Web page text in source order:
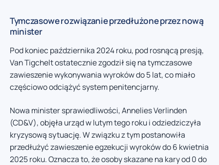
Tymczasowe rozwiązanie przedłużone przez nową
minister
Pod koniec października 2024 roku, pod rosnącą presją,
Van Tigchelt ostatecznie zgodził się na tymczasowe
zawieszenie wykonywania wyroków do 5 lat, co miało
częściowo odciążyć system penitencjarny.
Nowa minister sprawiedliwości, Annelies Verlinden
(CD&V), objęła urząd w lutym tego roku i odziedziczyła
kryzysową sytuację. W związku z tym postanowiła
przedłużyć zawieszenie egzekucji wyroków do 6 kwietnia
2025 roku. Oznacza to, że osoby skazane na kary od 0 do